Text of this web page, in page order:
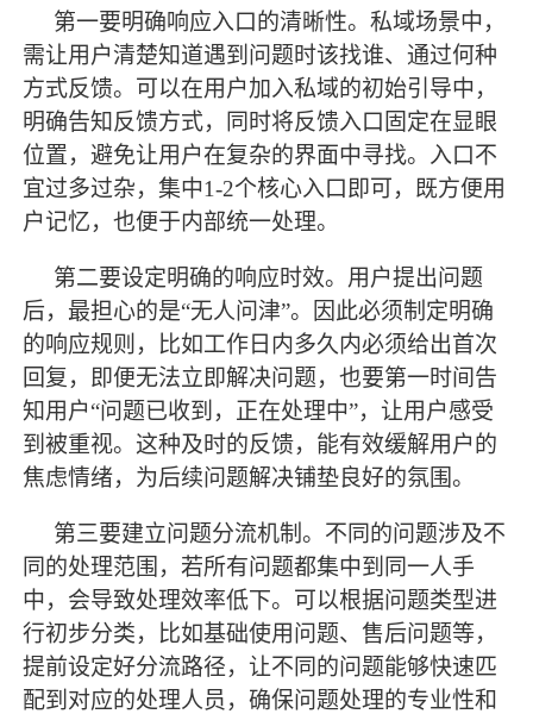
第一要明确响应入口的清晰性。私域场景中，
需让用户清楚知道遇到问题时该找谁、通过何种
方式反馈。可以在用户加入私域的初始引导中，
明确告知反馈方式，同时将反馈入口固定在显眼
位置，避免让用户在复杂的界面中寻找。入口不
宜过多过杂，集中1-2个核心入口即可，既方便用
户记忆，也便于内部统一处理。
第二要设定明确的响应时效。用户提出问题
后， 最担心的是“无人问津”。因此必须制定明确
的响应规则，比如工作日内多久内必须给出首次
回复，即便无法立即解决问题，也要第一时间告
知用户“问题已收到，正在处理中”，让用户感受
到被重视。这种及时的反馈，能有效缓解用户的
焦虑情绪，为后续问题解决铺垫良好的氛围。
第三要建立问题分流机制。不同的问题涉及不
同的处理范围，若所有问题都集中到同一人手
中，会导致处理效率低下。可以根据问题类型进
行初步分类，比如基础使用问题、售后问题等，
提前设定好分流路径，让不同的问题能够快速匹
配到对应的处理人员，确保问题处理的专业性和